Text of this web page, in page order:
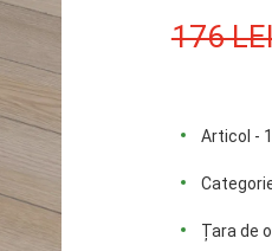
176
Articol -
Țara de